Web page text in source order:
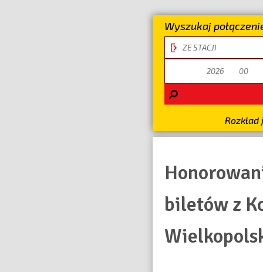
Wyszukaj
stacja
odjazdu
odjazdu
biletów z